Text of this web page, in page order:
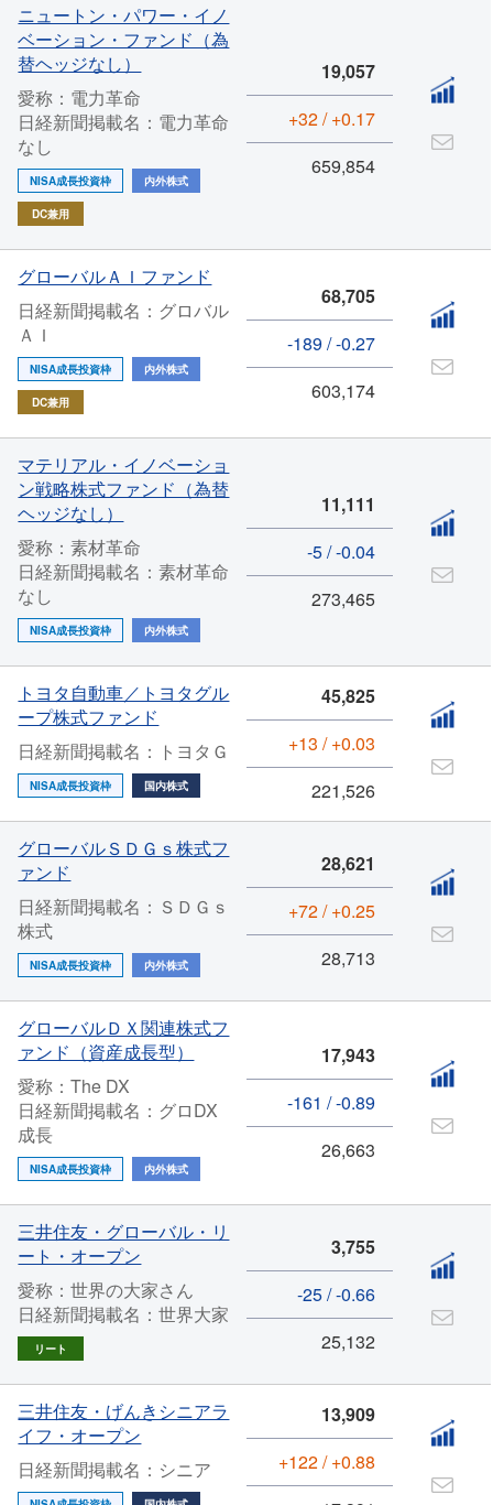
ニュートン・パワー・イノ
ベーション・ファンド（為
替ヘッジなし）
愛称：電力革命
日経新聞掲載名：電力革命
なし
NISA成長投資枠 内外株式
DC兼用
19,057
+32 / +0.17
659,854
グローバルＡＩファンド
日経新聞掲載名：グロバル
ＡＩ
NISA成長投資枠 内外株式
DC兼用
68,705
-189 / -0.27
603,174
マテリアル・イノベーショ
ン戦略株式ファンド（為替
ヘッジなし）
愛称：素材革命
日経新聞掲載名：素材革命
なし
NISA成長投資枠 内外株式
11,111
-5 / -0.04
273,465
トヨタ自動車／トヨタグル
ープ株式ファンド
日経新聞掲載名：トヨタＧ
NISA成長投資枠 国内株式
45,825
+13 / +0.03
221,526
グローバルＳＤＧｓ株式フ
ァンド
日経新聞掲載名：ＳＤＧｓ
株式
NISA成長投資枠 内外株式
28,621
+72 / +0.25
28,713
グローバルＤＸ関連株式フ
ァンド（資産成長型）
愛称：The DX
日経新聞掲載名：グロDX
成長
NISA成長投資枠 内外株式
17,943
-161 / -0.89
26,663
三井住友・グローバル・リ
ート・オープン
愛称：世界の大家さん
日経新聞掲載名：世界大家
リート
3,755
-25 / -0.66
25,132
三井住友・げんきシニアラ
イフ・オープン
日経新聞掲載名：シニア
13,909
+122 / +0.88